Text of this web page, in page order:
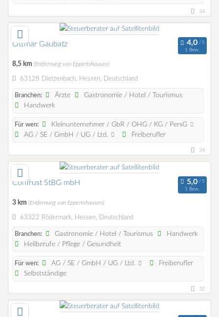
34
Ottmar Gaubatz
1 Bew.
8,5 km (Entfernung von Eppertshausen)
63128 Dietzenbach, Hessen, Deutschland
Branchen: Ärzte
Gastronomie / Hotel / Tourismus
Handwerk
Für wen:
Kleinunternehmer / GbR / OHG / KG / PersG
AG / SE / GmbH / UG / Ltd.
Freiberufler
34
ConTrust StBG mbH
1 Bew.
3 km (Entfernung von Eppertshausen)
63322 Rödermark, Hessen, Deutschland
Branchen: Gastronomie / Hotel / Tourismus
Handwerk
Heilberufe / Pflege / Gesundheit
Für wen: AG / SE / GmbH / UG / Ltd.
Freiberufler
Selbstständige
32